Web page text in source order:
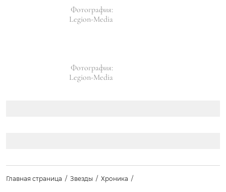
Фотография:
Legion-Media
Фотография:
Legion-Media
Главная страница Звезды Хроника